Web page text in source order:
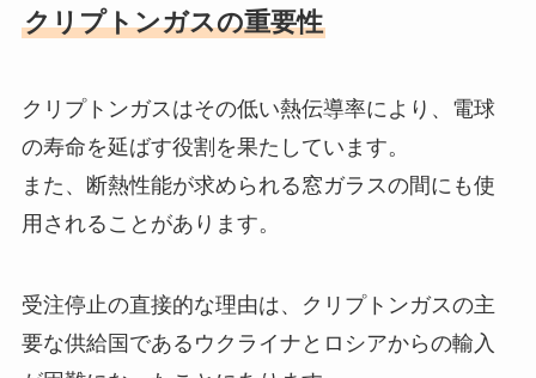
クリプトンガスの重要性
クリプトンガスはその低い熱伝導率により、電球
の寿命を延ばす役割を果たしています。
また、断熱性能が求められる窓ガラスの間にも使
用されることがあります。
受注停止の直接的な理由は、クリプトンガスの主
要な供給国であるウクライナとロシアからの輸入